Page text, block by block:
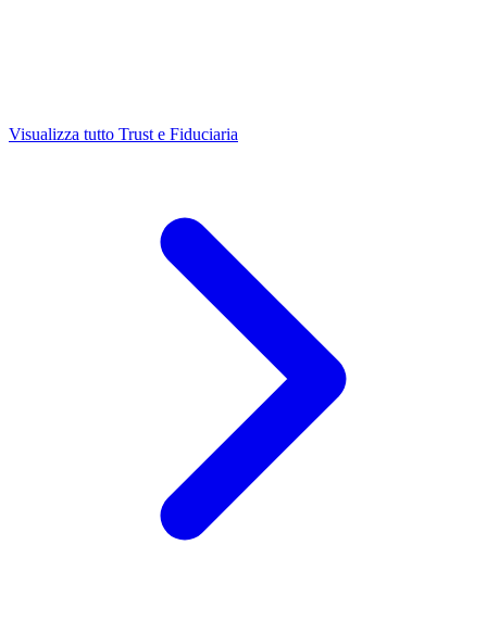
Visualizza tutto Trust e Fiduciaria